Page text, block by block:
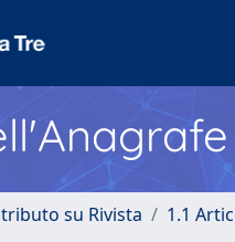
su Rivista 1.1